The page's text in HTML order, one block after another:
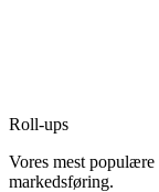
Roll-ups
Vores mest
markedsføring.